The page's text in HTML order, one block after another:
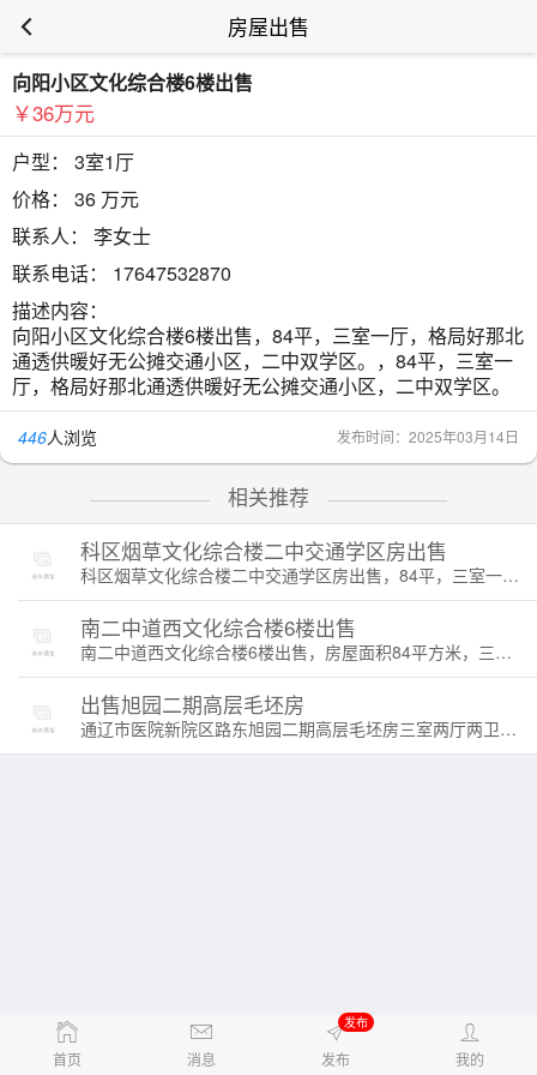
房屋出售
向阳小区文化综合楼6楼出售
￥36万元
户型：
3室1厅
价格：
36 万元
联系人：
李女士
联系电话：
17647532870
描述内容：
向阳小区文化综合楼6楼出售，84平，三室一厅，格局好那北
通透供暖好无公摊交通小区，二中双学区。，84平，三室一
厅，格局好那北通透供暖好无公摊交通小区，二中双学区。
446人浏览 发布时间：2025年03月14日
相关推荐
科区烟草文化综合楼二中交通学区房出售
科区烟草文化综合楼二中交通学区房出售，84平，三室一厅，一厨一卫。南北通透格局好，家电家具齐全，拎包入住。房证过五、学区未用，价格面议
南二中道西文化综合楼6楼出售
南二中道西文化综合楼6楼出售，房屋面积84平方米，三室一厅一卫南北通透格局好，比邻南二中、交通小学，交通便利，家具家电齐全拎包入住，价格面议。
出售旭园二期高层毛坯房
通辽市医院新院区路东旭园二期高层毛坯房三室两厅两卫，面积132，房证满二
首页 消息
发布
发布 我的